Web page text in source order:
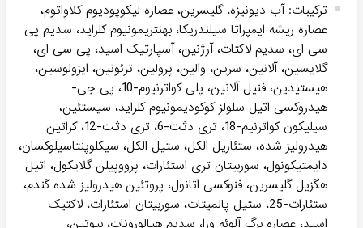
ترکیبات:آب دیونیزه، گلیسرین، عصاره لیکوپودیوم کلاواتوم،
عصاره ریشه ایمپراتا سیلندریکا، بهنتریمونیوم کلراید، سدیم پی
سی ای، سدیم لاکتات، آرژنین، آسپارتیک اسید، پی سی ای،
گلایسین، آلانین، سرین، والین، پرولین، ترئونین، ایزولوسین،
هیستیدین، فنیل آلانین، پلی کواترنیوم-10، پی جی-
هیدروکسی اتیل سلولز کوکودیمونیوم کلراید، سیستئین،
سیلیکون کواترنیم-18، تری دثت-6، تری دثت-12، کراتین
هیدرولیز شده، ستئاریل الکل، ستیل الکل، سیکلوپنتاسیلوکسان،
دایمتیکونول، سوربیتان تری استئارات، پرووپیلن گلایکول، اتیل
هگزیل گلیسرین، فنوکسی اتانول، پروتئین هیدرولیز شده گندم،
ستئارات-25، ستیل پالمیتات، سوربیتان استئارات، لاکتیک